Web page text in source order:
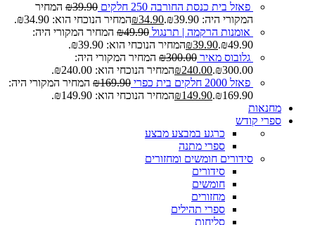
פאזל בית כנסת החורבה 250 חלקים ₪39.90
המחיר
המקורי היה: ₪39.90.
₪34.90
המחיר הנוכחי הוא: ₪34.90.
אומנות הרקמה | תרנגול
₪49.90
המחיר המקורי היה:
₪49.90.
₪39.90
המחיר הנוכחי הוא: ₪39.90.
גלובוס מאיר
₪300.00
המחיר המקורי היה:
₪300.00.
₪240.00
המחיר הנוכחי הוא: ₪240.00.
פאזל 2000 חלקים בית כפרי
₪169.90
המחיר המקורי היה:
₪169.90.
₪149.90
המחיר הנוכחי הוא: ₪149.90.
מחנאות
ספרי קודש
כרגע במבצע מבצע
ספרי מתנה
סידורים חומשים ומחזורים
סידורים
חומשים
מחזורים
ספרי תהילים
סליחות